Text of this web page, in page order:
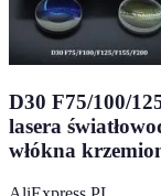
D30 F75/100/
lasera
włókna